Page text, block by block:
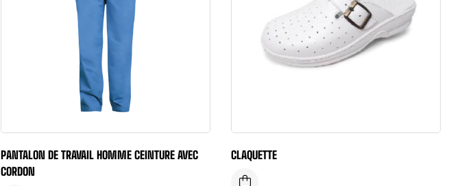
PANTALON DE TRAVAIL HOMME CEINTURE AVEC
CORDON
CLAQUETTE